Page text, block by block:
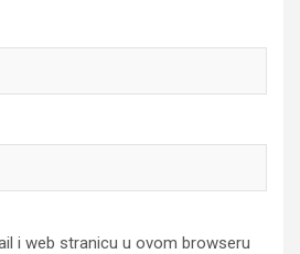
i web stranicu u ovom browseru